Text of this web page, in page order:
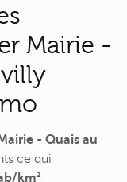
Mairie -
- Quais au
ce qui
km²